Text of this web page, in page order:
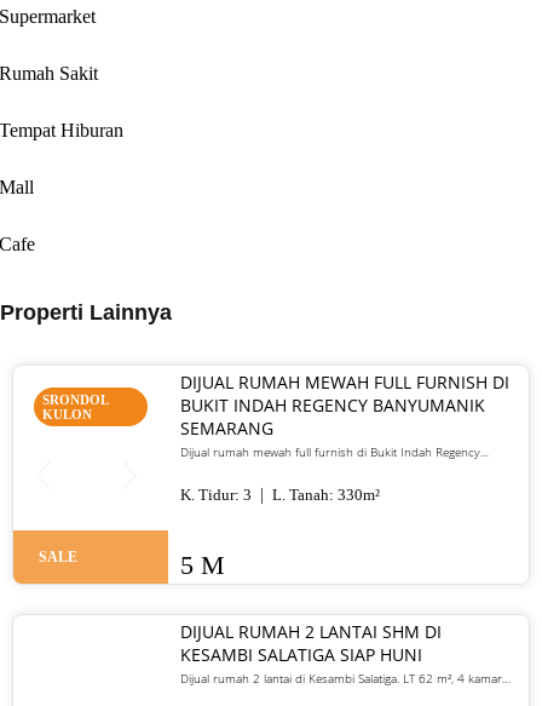
Supermarket
Rumah Sakit
Tempat Hiburan
Mall
Cafe
Properti Lainnya
SRONDOL
KULON
SALE
DIJUAL RUMAH MEWAH FULL FURNISH DI
BUKIT INDAH REGENCY BANYUMANIK
SEMARANG
Dijual rumah mewah full furnish di Bukit Indah Regency
premium. Harga 5 M nego
K. Tidur: 3 L. Tanah: 330m²
5 M
DIJUAL RUMAH 2 LANTAI SHM DI
KESAMBI SALATIGA SIAP HUNI
Dijual rumah 2 lantai di Kesambi Salatiga. LT 62 m², 4 kamar